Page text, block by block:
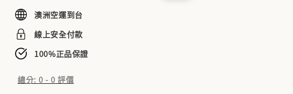
price
澳洲空運到台
線上安全付款
100%正品保證
總分: 0 - 0 評價